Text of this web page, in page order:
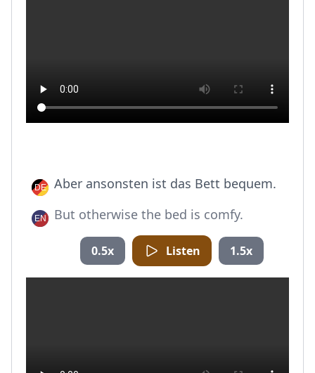
Aber ansonsten ist das Bett bequem.
But otherwise the bed is comfy.
0.5x Listen 1.5x